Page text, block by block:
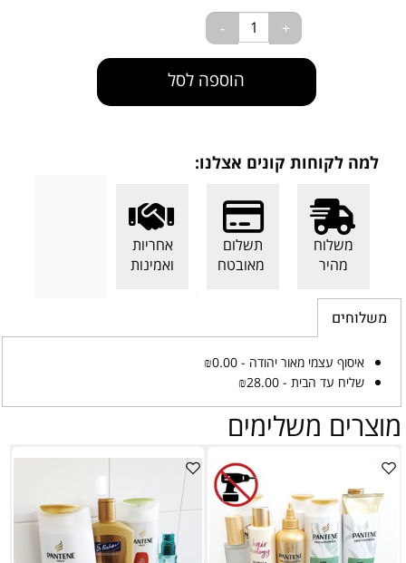
הוספה לסל
למה לקוחות קונים אצלנו:
משלוח
מהיר
תשלום
מאובטח
אחריות
ואמינות
משלוחים
איסוף עצמי מאור יהודה - ₪0.00
שליח עד הבית - ₪28.00
מוצרים משלימים